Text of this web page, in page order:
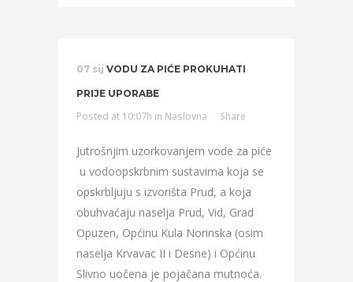
07 sij VODU ZA PIĆE PROKUHATI
PRIJE UPORABE
Posted at 10:07h in Naslovna Share
Jutrošnjim uzorkovanjem vode za piće
u vodoopskrbnim sustavima koja se
opskrbljuju s izvorišta Prud, a koja
obuhvaćaju naselja Prud, Vid, Grad
Opuzen, Općinu Kula Norinska (osim
naselja Krvavac II i Desne) i Općinu
Slivno uočena je pojačana mutnoća.